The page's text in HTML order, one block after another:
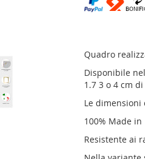
Quadro
Disponibile
1.7 3 o 4 cm
Le
100% Made
Resistente ai